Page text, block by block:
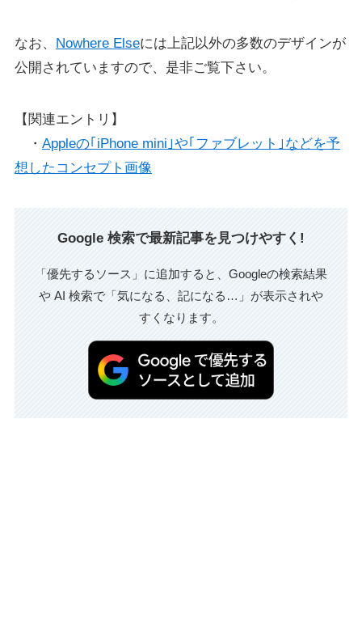
なお、 Nowhere Elseには上記以外の多数のデザインが
公開されていますので、是非ご覧下さい。
【関連エントリ】
・ Appleの｢iPhone mini｣や｢ファブレット｣などを予
想したコンセプト画像
Google 検索で最新記事を見つけやすく!
「優先するソース」に追加すると、Googleの検索結果
や AI 検索で「気になる、記になる…」が表示されや
すくなります。